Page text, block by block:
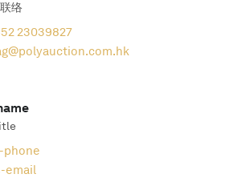
络
23039827
phone
email